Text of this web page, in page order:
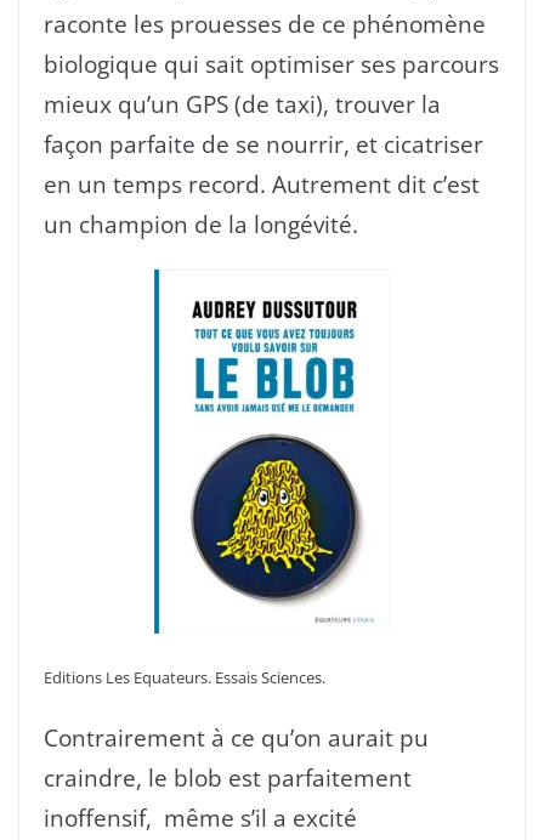
raconte les prouesses de ce phénomène
biologique qui sait optimiser ses parcours
mieux qu’un GPS (de taxi), trouver la
façon parfaite de se nourrir, et cicatriser
en un temps record. Autrement dit c’est
un champion de la longévité.
Editions Les Equateurs. Essais Sciences.
Contrairement à ce qu’on aurait pu
craindre, le blob est parfaitement
inoffensif, même s’il a excité